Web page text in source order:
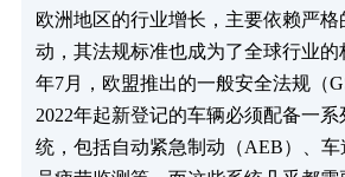
欧洲地区的行业增长，主要依赖严
动，其法规标准也成为了全球行业的
年7月，欧盟推出的一般安全法规（
2022年起新登记的车辆必须配备一
统，包括自动紧急制动（AEB）、